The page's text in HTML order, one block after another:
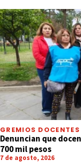
GREMIOS DOCENTES
Denuncian que
700 mil pesos
7 de agosto, 2026